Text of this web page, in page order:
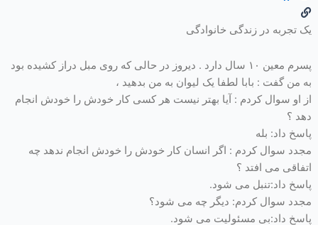
یک تجربه در زندگی خانوادگی
پسرم معین ۱۰ سال دارد . دیروز در حالی که روی مبل دراز کشیده بود
به من گفت : بابا لطفا یک لیوان به من بدهید ،
از او سوال کردم : آیا بهتر نیست هر کسی کار خودش را خودش انجام
دهد ؟
پاسخ داد: بله
مجدد سوال کردم : اگر انسان کار خودش را خودش انجام ندهد چه
اتفاقی می افتد ؟
پاسخ داد:تنبل می شود.
مجدد سوال کردم: دیگر چه می شود؟
پاسخ داد:بی مسئولیت می شود.